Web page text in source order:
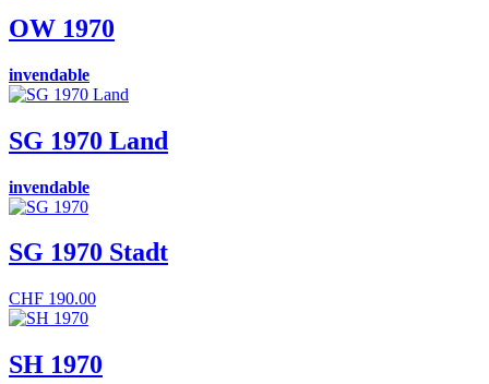
OW 1970
invendable
SG 1970 Land
invendable
SG 1970 Stadt
CHF 190.00
SH 1970